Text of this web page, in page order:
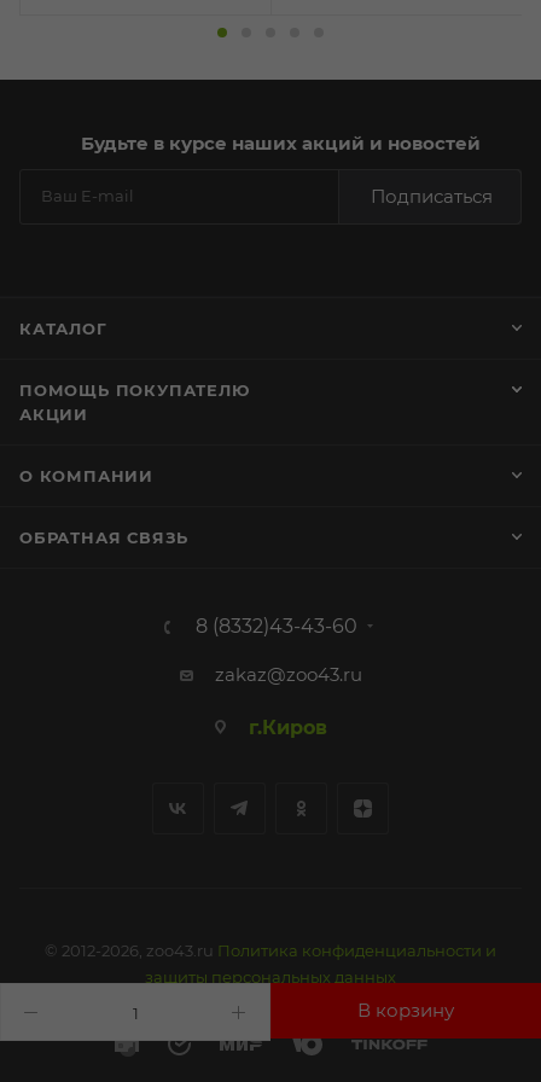
Будьте в курсе наших акций и новостей
Подписаться
КАТАЛОГ
ПОМОЩЬ ПОКУПАТЕЛЮ
АКЦИИ
О КОМПАНИИ
ОБРАТНАЯ СВЯЗЬ
8 (8332)43-43-60
zakaz@zoo43.ru
г.Киров
© 2012-2026, zoo43.ru Политика конфиденциальности и
защиты персональных данных